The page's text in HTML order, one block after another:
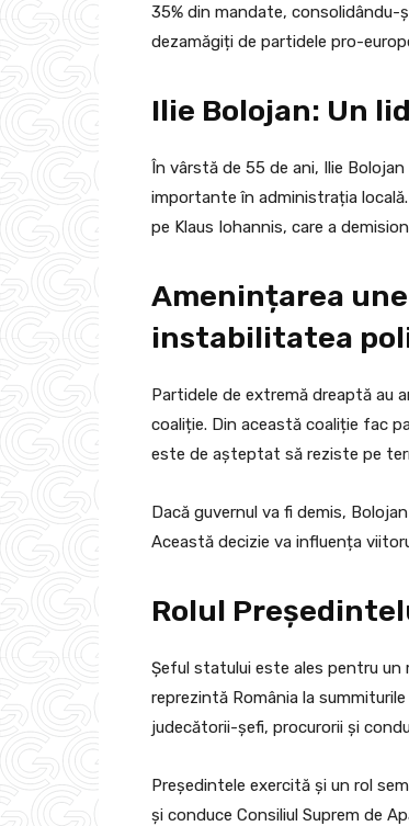
35% din mandate, consolidându-
dezamăgiți de partidele pro-
Ilie Bolojan: Un
În vârstă de 55 de ani, Ilie
importante în administrația
pe Klaus Iohannis, care a
Amenințarea
instabilitatea
Partidele de extremă dreaptă au
coaliție. Din această coaliție fac
este de așteptat să reziste pe
Dacă guvernul va fi demis,
Această decizie va influența
Rolul
Șeful statului este ales pentru un
reprezintă România la
judecătorii-șefi, procurorii și
Președintele exercită și un rol
și conduce Consiliul Suprem de